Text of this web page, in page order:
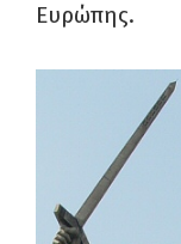
Ευρώπης.